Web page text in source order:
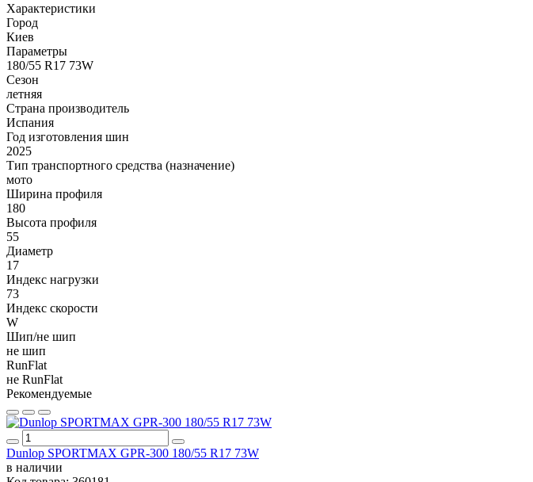
Характеристики
Город
Киев
Параметры
180/55 R17 73W
Сезон
летняя
Страна производитель
Испания
Год изготовления шин
2025
Тип транспортного средства (назначение)
мото
Ширина профиля
180
Высота профиля
55
Диаметр
17
Индекс нагрузки
73
Индекс скорости
W
Шип/не шип
не шип
RunFlat
не RunFlat
Рекомендуемые
Dunlop SPORTMAX GPR-300 180/55 R17 73W
в наличии